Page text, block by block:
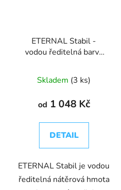
ETERNAL Stabil -
vodou ředitelná barva
Skladem (3 ks)
od 1 048 Kč
DETAIL
ETERNAL Stabil je vodou
ředitelná nátěrová hmota